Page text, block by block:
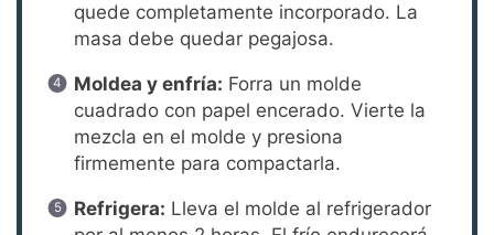
quede completamente incorporado. La
masa debe quedar pegajosa.
Moldea y enfría: Forra un molde
cuadrado con papel encerado. Vierte la
mezcla en el molde y presiona
firmemente para compactarla.
Refrigera: Lleva el molde al refrigerador